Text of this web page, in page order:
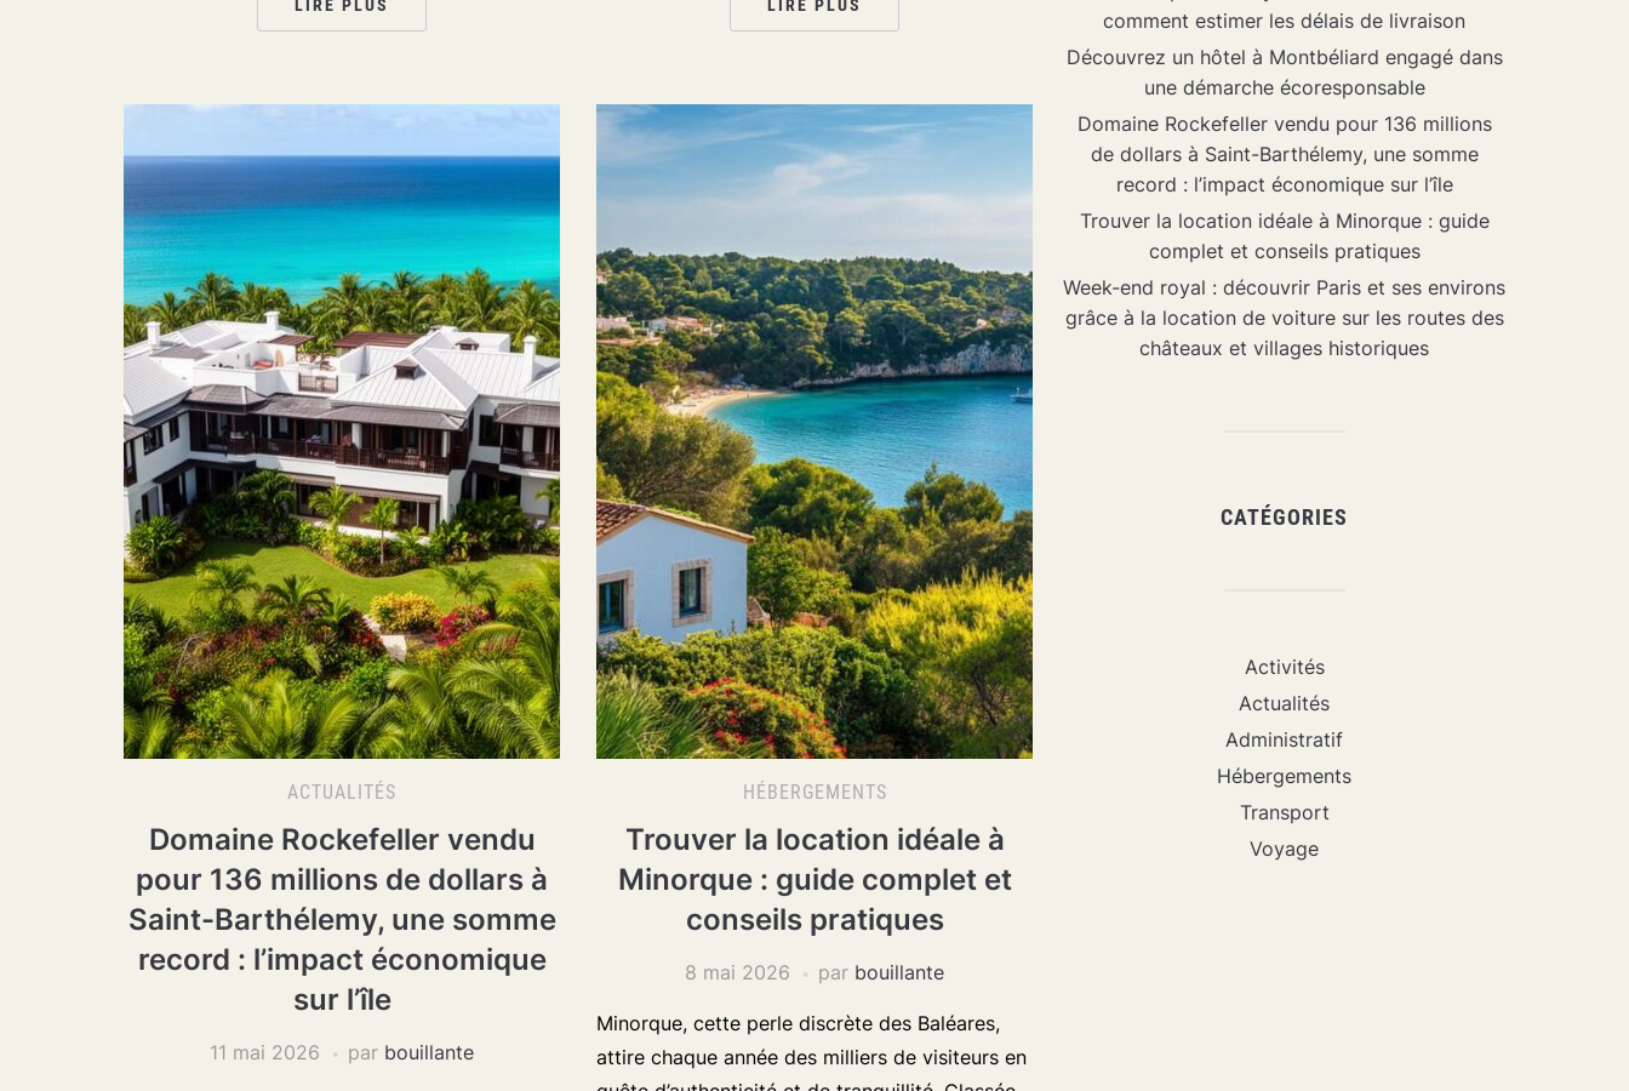
LIRE PLUS LIRE PLUS
ACTUALITÉS
Domaine Rockefeller vendu
pour 136 millions de dollars à
Saint-Barthélemy, une somme
record : l’impact économique
sur l’île
11 mai 2026 par bouillante
HÉBERGEMENTS
Trouver la location idéale à
Minorque : guide complet et
conseils pratiques
8 mai 2026 par bouillante
Minorque, cette perle discrète des Baléares,
attire chaque année des milliers de visiteurs en
comment estimer les délais de livraison
Découvrez un hôtel à Montbéliard engagé dans
une démarche écoresponsable
Domaine Rockefeller vendu pour 136 millions
de dollars à Saint-Barthélemy, une somme
record : l’impact économique sur l’île
Trouver la location idéale à Minorque : guide
complet et conseils pratiques
Week-end royal : découvrir Paris et ses environs
grâce à la location de voiture sur les routes des
châteaux et villages historiques
CATÉGORIES
Activités
Actualités
Administratif
Hébergements
Transport
Voyage